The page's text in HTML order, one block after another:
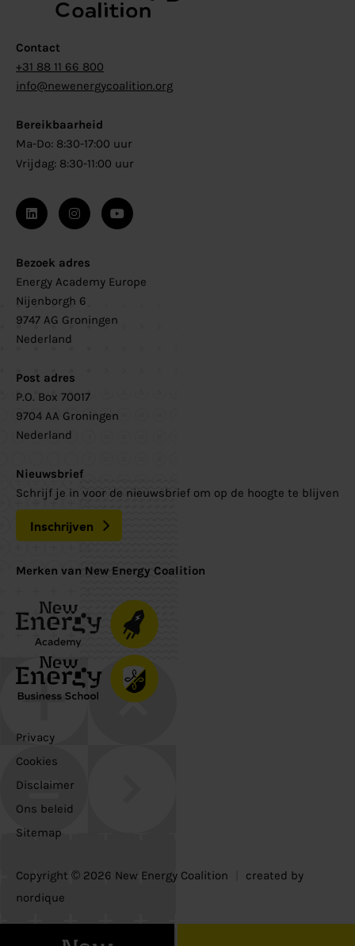
Contact
+31 88 11 66 800
info@newenergycoalition.org
Bereikbaarheid
Ma-Do: 8:30-17:00 uur
Vrijdag: 8:30-11:00 uur
Bezoek adres
Energy Academy Europe
Nijenborgh 6
9747 AG Groningen
Nederland
Post adres
P.O. Box 70017
9704 AA Groningen
Nederland
Nieuwsbrief
Schrijf je in voor de nieuwsbrief om op de hoogte te blijven
Inschrijven
Merken van New Energy Coalition
Copyright © 2026 New Energy Coalition
created by
nordique
Privacy
Cookies
Disclaimer
Ons beleid
Sitemap